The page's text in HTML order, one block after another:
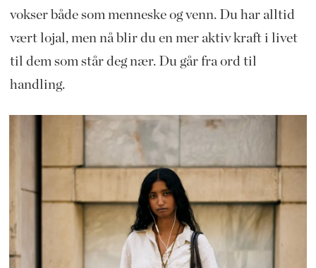
vokser både som menneske og venn. Du har alltid
vært lojal, men nå blir du en mer aktiv kraft i livet
til dem som står deg nær. Du går fra ord til
handling.